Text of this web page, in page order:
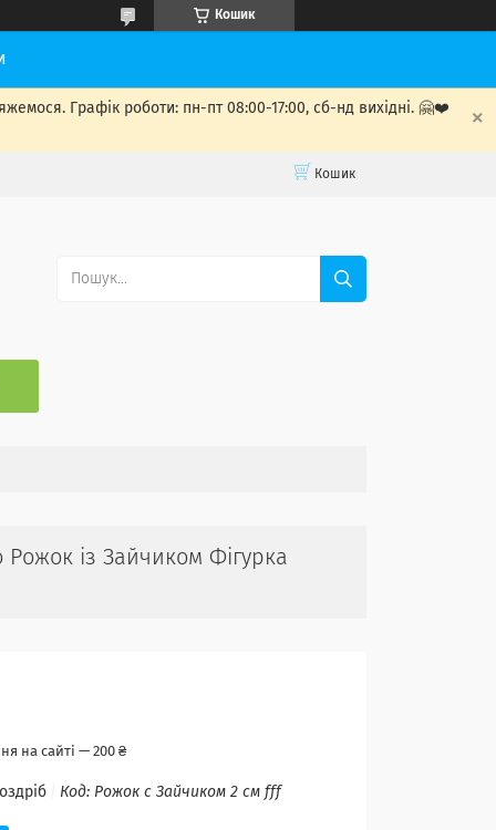
Кошик
Графік роботи: пн-пт 08:00-17:00, сб-нд вихідні. 🤗❤️
Кошик
із Зайчиком Фігурка
на сайті — 200 ₴
Код: Рожок с Зайчиком 2 см fff